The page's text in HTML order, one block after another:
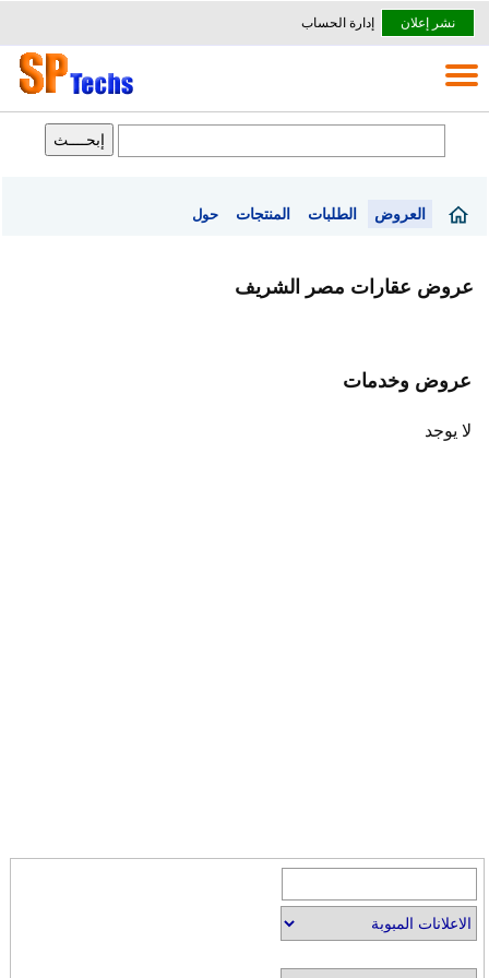
نشر إعلان إدارة الحساب
العروض الطلبات المنتجات حول
عروض عقارات مصر الشريف
عروض وخدمات
لا يوجد